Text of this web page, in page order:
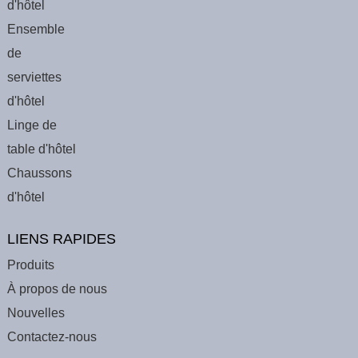
d'hôtel
Ensemble
de
serviettes
d'hôtel
Linge de
table d'hôtel
Chaussons
d'hôtel
LIENS RAPIDES
Produits
À propos de nous
Nouvelles
Contactez-nous